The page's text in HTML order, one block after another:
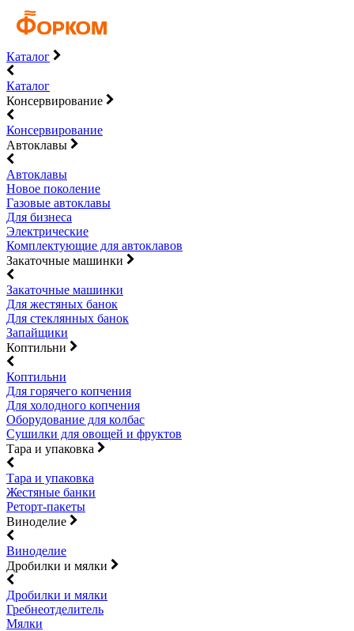
Каталог
Каталог
Консервирование
Консервирование
Автоклавы
Автоклавы
Новое поколение
Газовые автоклавы
Для бизнеса
Электрические
Комплектующие для автоклавов
Закаточные машинки
Закаточные машинки
Для жестяных банок
Для стеклянных банок
Запайщики
Коптильни
Коптильни
Для горячего копчения
Для холодного копчения
Оборудование для колбас
Сушилки для овощей и фруктов
Тара и упаковка
Тара и упаковка
Жестяные банки
Реторт-пакеты
Виноделие
Виноделие
Дробилки и мялки
Дробилки и мялки
Гребнеотделитель
Мялки